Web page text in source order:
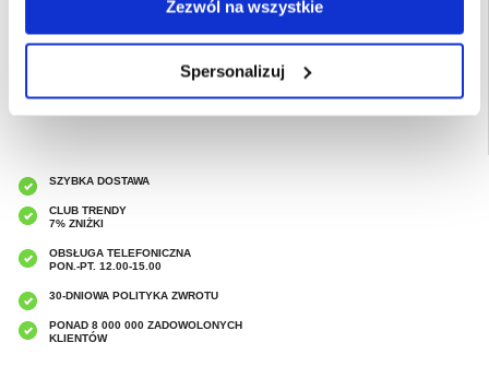
Zezwól na wszystkie
Spersonalizuj
Powiązane kategorie:Akcesoria do telefonów,Etui & Akcesoria Samsung,
SZYBKA DOSTAWA
CLUB TRENDY
7% ZNIŻKI
OBSŁUGA TELEFONICZNA
PON.-PT. 12.00-15.00
30-DNIOWA POLITYKA ZWROTU
PONAD 8 000 000 ZADOWOLONYCH
KLIENTÓW